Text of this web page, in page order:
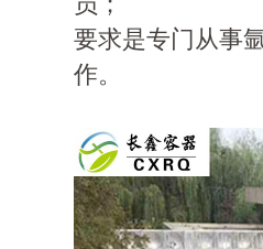
要求是专门从事
作。